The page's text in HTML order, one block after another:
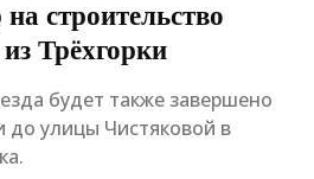
строительство
Трёхгорки
будет также завершено
до улицы Чистяковой в